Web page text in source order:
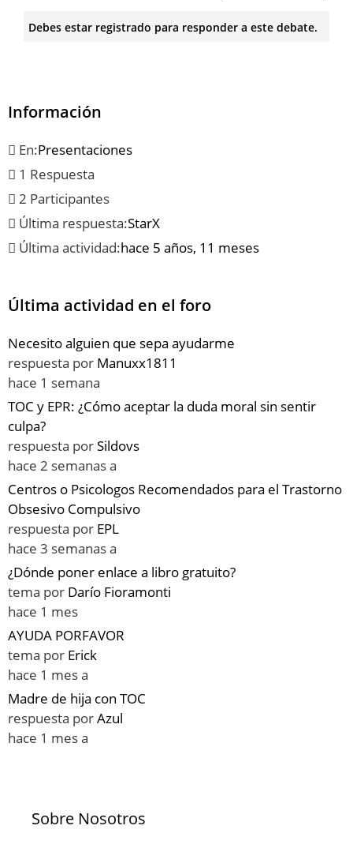
Debes estar registrado para responder a este debate.
Información
En:Presentaciones
1 Respuesta
2 Participantes
Última respuesta:StarX
Última actividad:hace 5 años, 11 meses
Última actividad en el foro
Necesito alguien que sepa ayudarme
respuesta por Manuxx1811
hace 1 semana
TOC y EPR: ¿Cómo aceptar la duda moral sin sentir
culpa?
respuesta porSildovs
hace 2 semanas a
Centros o Psicologos Recomendados para el Trastorno
Obsesivo Compulsivo
respuesta por EPL
hace 3 semanas a
¿Dónde poner enlace a libro gratuito?
tema por Darío Fioramonti
hace 1 mes
AYUDA PORFAVOR
tema por Erick
hace 1 mes a
Madre de hija con TOC
respuesta porAzul
hace 1 mes a
Sobre Nosotros